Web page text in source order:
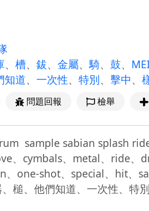
、 槽、 鈸、 金屬、 騎、 鼓、
知道、 一次性、 特別、 擊中、
問題回報 檢舉
sample sabian splash
、cymbals、metal、ride、
one-shot、special、hit、
槌、他們知道、一次性、